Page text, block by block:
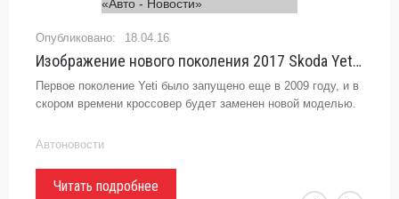
18.04.16
Изображение нового поколения 2017 Skoda Yeti - «Авто - Новости»
Первое поколение Yeti было запущено еще в 2009 году, и в
скором времени кроссовер будет заменен новой моделью.
Автоновости
Читать подробнее